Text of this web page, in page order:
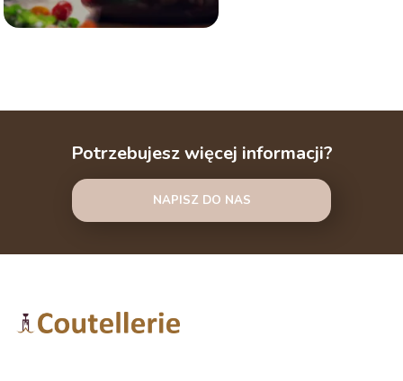
Potrzebujesz więcej informacji?
NAPISZ DO NAS